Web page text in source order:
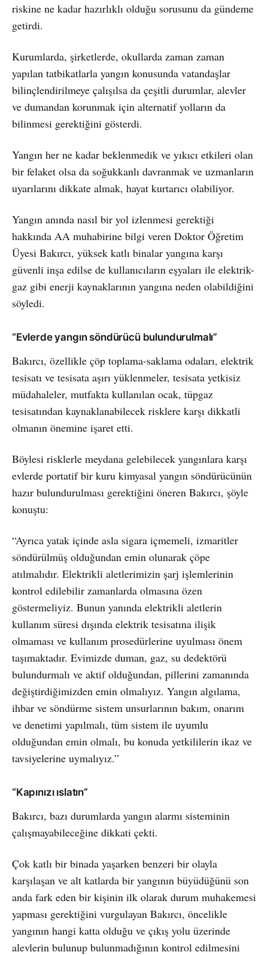
riskine ne kadar hazırlıklı olduğu sorusunu da gündeme
getirdi.
Kurumlarda, şirketlerde, okullarda zaman zaman
yapılan tatbikatlarla yangın konusunda vatandaşlar
bilinçlendirilmeye çalışılsa da çeşitli durumlar, alevler
ve dumandan korunmak için alternatif yolların da
bilinmesi gerektiğini gösterdi.
Yangın her ne kadar beklenmedik ve yıkıcı etkileri olan
bir felaket olsa da soğukkanlı davranmak ve uzmanların
uyarılarını dikkate almak, hayat kurtarıcı olabiliyor.
Yangın anında nasıl bir yol izlenmesi gerektiği
hakkında AA muhabirine bilgi veren Doktor Öğretim
Üyesi Bakırcı, yüksek katlı binalar yangına karşı
güvenli inşa edilse de kullanıcıların eşyaları ile elektrik-
gaz gibi enerji kaynaklarının yangına neden olabildiğini
söyledi.
“Evlerde yangın söndürücü bulundurulmalı”
Bakırcı, özellikle çöp toplama-saklama odaları, elektrik
tesisatı ve tesisata aşırı yüklenmeler, tesisata yetkisiz
müdahaleler, mutfakta kullanılan ocak, tüpgaz
tesisatından kaynaklanabilecek risklere karşı dikkatli
olmanın önemine işaret etti.
Böylesi risklerle meydana gelebilecek yangınlara karşı
evlerde portatif bir kuru kimyasal yangın söndürücünün
hazır bulundurulması gerektiğini öneren Bakırcı, şöyle
konuştu:
“Ayrıca yatak içinde asla sigara içmemeli, izmaritler
söndürülmüş olduğundan emin olunarak çöpe
atılmalıdır. Elektrikli aletlerimizin şarj işlemlerinin
kontrol edilebilir zamanlarda olmasına özen
göstermeliyiz. Bunun yanında elektrikli aletlerin
kullanım süresi dışında elektrik tesisatına ilişik
olmaması ve kullanım prosedürlerine uyulması önem
taşımaktadır. Evimizde duman, gaz, su dedektörü
bulundurmalı ve aktif olduğundan, pillerini zamanında
değiştirdiğimizden emin olmalıyız. Yangın algılama,
ihbar ve söndürme sistem unsurlarının bakım, onarım
ve denetimi yapılmalı, tüm sistem ile uyumlu
olduğundan emin olmalı, bu konuda yetkililerin ikaz ve
tavsiyelerine uymalıyız.”
“Kapınızı ıslatın”
Bakırcı, bazı durumlarda yangın alarmı sisteminin
çalışmayabileceğine dikkati çekti.
Çok katlı bir binada yaşarken benzeri bir olayla
karşılaşan ve alt katlarda bir yangının büyüdüğünü son
anda fark eden bir kişinin ilk olarak durum muhakemesi
yapması gerektiğini vurgulayan Bakırcı, öncelikle
yangının hangi katta olduğu ve çıkış yolu üzerinde
alevlerin bulunup bulunmadığının kontrol edilmesini